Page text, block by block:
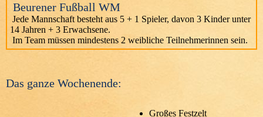
Beurener Fußball WM
Jede Mannschaft besteht aus 5 + 1 Spieler, davon 3 Kinder unter
14 Jahren + 3 Erwachsene.
Im Team müssen mindestens 2 weibliche Teilnehmerinnen sein.
Das ganze Wochenende:
Großes Festzelt